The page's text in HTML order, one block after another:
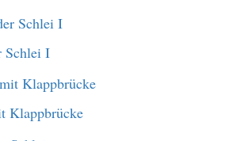
Schlei I
Klappbrücke